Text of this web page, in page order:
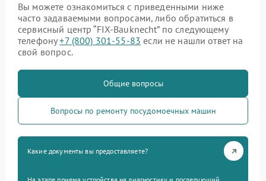
Вы можете ознакомиться с приведенными ниже
часто задаваемыми вопросами, либо обратиться в
сервисный центр “FIX-Bauknecht” по следующему
телефону+7 (800) 301-55-83 если не нашли ответ на
свой вопрос.
Общие вопросы
Вопросы по ремонту посудомоечных машин
Какие документы вы предоставляете?